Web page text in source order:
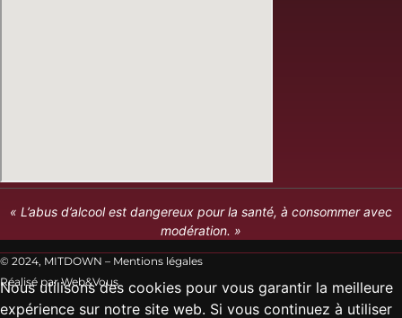
« L’abus d’alcool est dangereux pour la santé, à consommer avec
modération. »
© 2024, MITDOWN – Mentions légales
Réalisé parWeb&Vous
Nous utilisons des cookies pour vous garantir la meilleure
expérience sur notre site web. Si vous continuez à utiliser